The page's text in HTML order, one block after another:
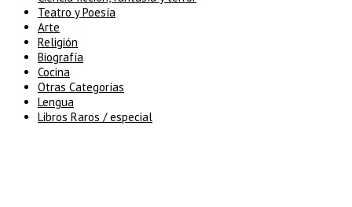
Teatro y Poesía
Arte
Religión
Biografía
Cocina
Otras Categorías
Lengua
Libros Raros / especial